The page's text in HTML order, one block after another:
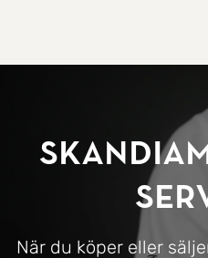
När du köper eller